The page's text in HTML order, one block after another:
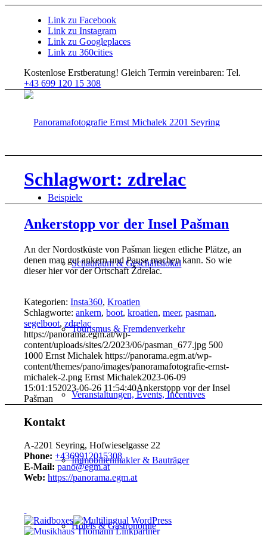
Link zu Facebook
Link zu Instagram
Link zu Googleplaces
Link zu 360cities
Kostenlose Erstberatung! Gleich Termin vereinbaren: Tel.
+43 699 120 15 308
Beispiele
Schauraum & Geschäftslokal
Tourismus & Fremdenverkehr
Veranstaltungen, Events, Incentives
Immobilienmakler & Bauträger
Hotels & Gastronomie
Schlagwort: zdrelac
Ankerstopp vor der Insel Pašman
An der Nordostküste von Pašman liegen etliche Plätze, an
denen man gut ankern und Pause machen kann. So wie
dieser hier vor der Ortschaft Ždrelac.
Kategorien:Insta360,Kroatien
Schlagworte:ankern,boot,kroatien,meer,pasman,
segelboot,zdrelac
https://panorama.egm.at/wp-
content/uploads/sites/2/2023/06/pasman_677.jpg 500
1000 Ernst Michalek https://panorama.egm.at/wp-
content/themes/pano/images/panoramafotografie-ernst-
michalek-2.png Ernst Michalek2023-06-09
15:01:152023-06-26 11:54:40Ankerstopp vor der Insel
Pašman
Kontakt
A-2201 Seyring, Hofwieselgasse 22
Phone: +4369912015308
E-Mail: pano@egm.at
Web: https://panorama.egm.at